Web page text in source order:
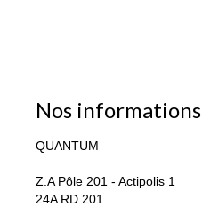
Nos informations
QUANTUM
Z.A Pôle 201 - Actipolis 1
24A RD 201